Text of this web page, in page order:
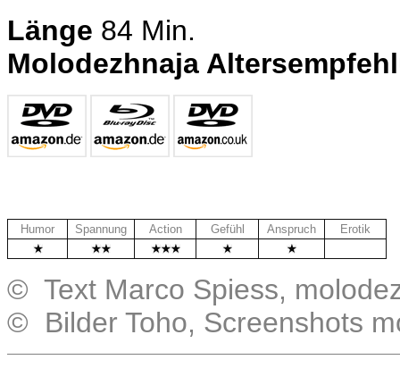
Länge 84 Min.
Molodezhnaja
Humor Spannung Action Gefühl Anspruch
Erotik
© Text Marco Spiess,
© Bilder Toho, Screenshots